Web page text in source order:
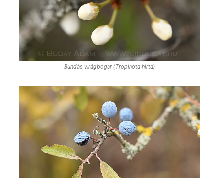
Bundás virágbogár (Tropinota hirta)